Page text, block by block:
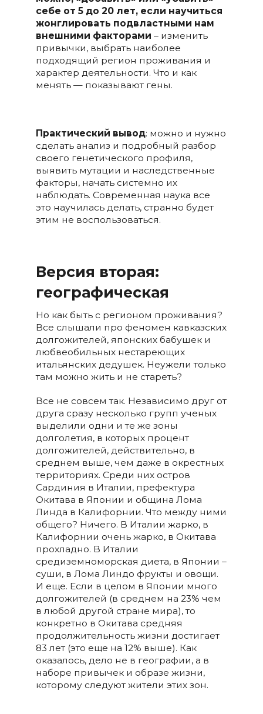
себе от 5 до 20 лет, если научиться
жонглировать подвластными нам
внешними факторами – изменить
привычки, выбрать наиболее
подходящий регион проживания и
характер деятельности. Что и как
менять — показывают гены.
Практический вывод: можно и нужно
сделать анализ и подробный разбор
своего генетического профиля,
выявить мутации и наследственные
факторы, начать системно их
наблюдать. Современная наука все
это научилась делать, странно будет
этим не воспользоваться.
Версия вторая:
географическая
Но как быть с регионом проживания?
Все слышали про феномен кавказских
долгожителей, японских бабушек и
любвеобильных нестареющих
итальянских дедушек. Неужели только
там можно жить и не стареть?
Все не совсем так. Независимо друг от
друга сразу несколько групп ученых
выделили одни и те же зоны
долголетия, в которых процент
долгожителей, действительно, в
среднем выше, чем даже в окрестных
территориях. Среди них остров
Сардиния в Италии, префектура
Окитава в Японии и община Лома
Линда в Калифорнии. Что между ними
общего? Ничего. В Италии жарко, в
Калифорнии очень жарко, в Окитава
прохладно. В Италии
средиземноморская диета, в Японии –
суши, в Лома Линдо фрукты и овощи.
И еще. Если в целом в Японии много
долгожителей (в среднем на 23% чем
в любой другой стране мира), то
конкретно в Окитава средняя
продолжительность жизни достигает
83 лет (это еще на 12% выше). Как
оказалось, дело не в географии, а в
наборе привычек и образе жизни,
которому следуют жители этих зон.